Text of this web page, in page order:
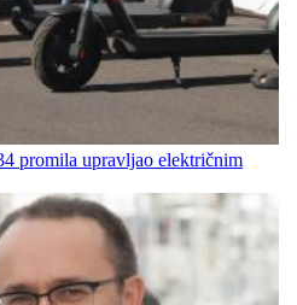
promila upravljao električnim